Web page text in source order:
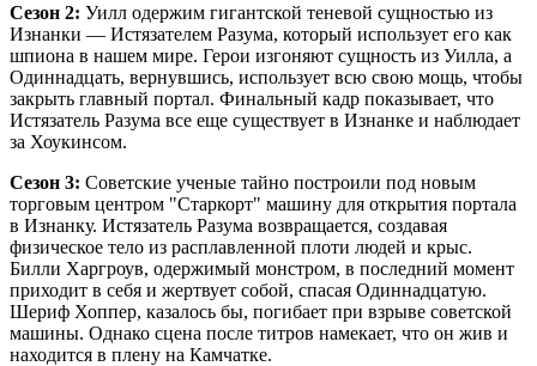
Сезон 2: Уилл одержим гигантской теневой сущностью из
Изнанки — Истязателем Разума, который использует его как
шпиона в нашем мире. Герои изгоняют сущность из Уилла, а
Одиннадцать, вернувшись, использует всю свою мощь, чтобы
закрыть главный портал. Финальный кадр показывает, что
Истязатель Разума все еще существует в Изнанке и наблюдает
за Хоукинсом.
Сезон 3: Советские ученые тайно построили под новым
торговым центром "Старкорт" машину для открытия портала
в Изнанку. Истязатель Разума возвращается, создавая
физическое тело из расплавленной плоти людей и крыс.
Билли Харгроув, одержимый монстром, в последний момент
приходит в себя и жертвует собой, спасая Одиннадцатую.
Шериф Хоппер, казалось бы, погибает при взрыве советской
машины. Однако сцена после титров намекает, что он жив и
находится в плену на Камчатке.